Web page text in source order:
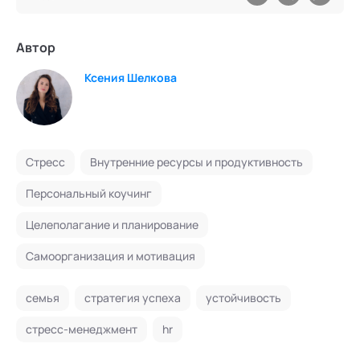
Автор
Ксения Шелкова
Стресс Внутренние ресурсы и продуктивность
Персональный коучинг
Целеполагание и планирование
Самоорганизация и мотивация
семья стратегия успеха устойчивость
стресс-менеджмент hr